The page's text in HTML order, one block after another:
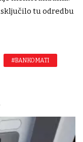
tu odredbu
#BANKOMATI